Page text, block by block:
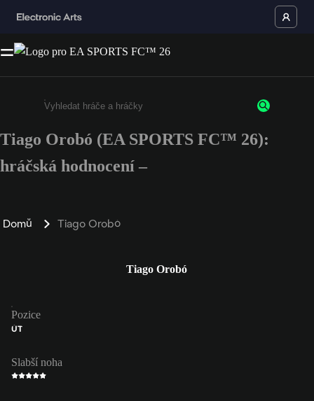
Enter a minimum of 3 characters or numbers
Tiago Orobó (EA SPORTS FC™ 26):
hráčská hodnocení –
Domů Tiago Orobó
Tiago Orobó
Pozice
ÚT
Slabší noha